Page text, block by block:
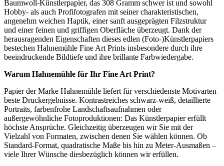
Baumwoll-Künstlerpapier, das 308 Gramm schwer ist und sowohl
Hobby- als auch Profifotografen mit seiner charakteristischen,
angenehm weichen Haptik, einer sanft ausgeprägten Filzstruktur
und einer feinen und griffigen Oberfläche überzeugt. Dank der
herausragenden Eigenschaften dieses edlen (Foto-)Künstlerpapiers
bestechen Hahnemühle Fine Art Prints insbesondere durch ihre
beeindruckende Bildtiefe und ihre brillante Farbwiedergabe.
Warum Hahnemühle für Ihr Fine Art Print?
Papier der Marke Hahnemühle liefert für verschiedenste Motivarten
beste Druckergebnisse. Kontrastreiches schwarz-weiß, detaillierte
Portraits, farbenfrohe Landschaftsaufnahmen oder
außergewöhnliche Fotoproduktionen: Das Künstlerpapier erfüllt
höchste Ansprüche. Gleichzeitig überzeugen wir Sie mit der
Vielzahl von Formaten, zwischen denen Sie wählen können. Ob
Standard-Format, quadratische Maße bis hin zu Meter-Ausmaßen –
viele Ihrer Wünsche diesbezüglich können wir erfüllen.